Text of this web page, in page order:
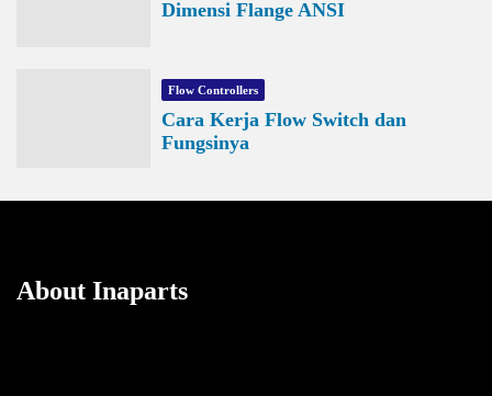
Dimensi Flange ANSI
Flow Controllers
Cara Kerja Flow Switch dan
Fungsinya
About Inaparts